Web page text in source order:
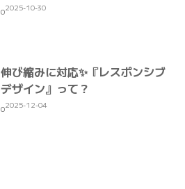
02025-10-30
伸び縮みに対応✨『レスポンシブ
デザイン』って？
02025-12-04